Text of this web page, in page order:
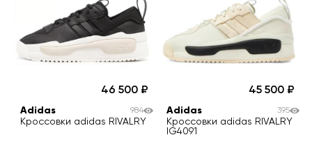
46 500
Adidas
Кроссовки adidas RIVALRY
984
45 500
Adidas
Кроссовки adidas RIVALRY
IG4091
395